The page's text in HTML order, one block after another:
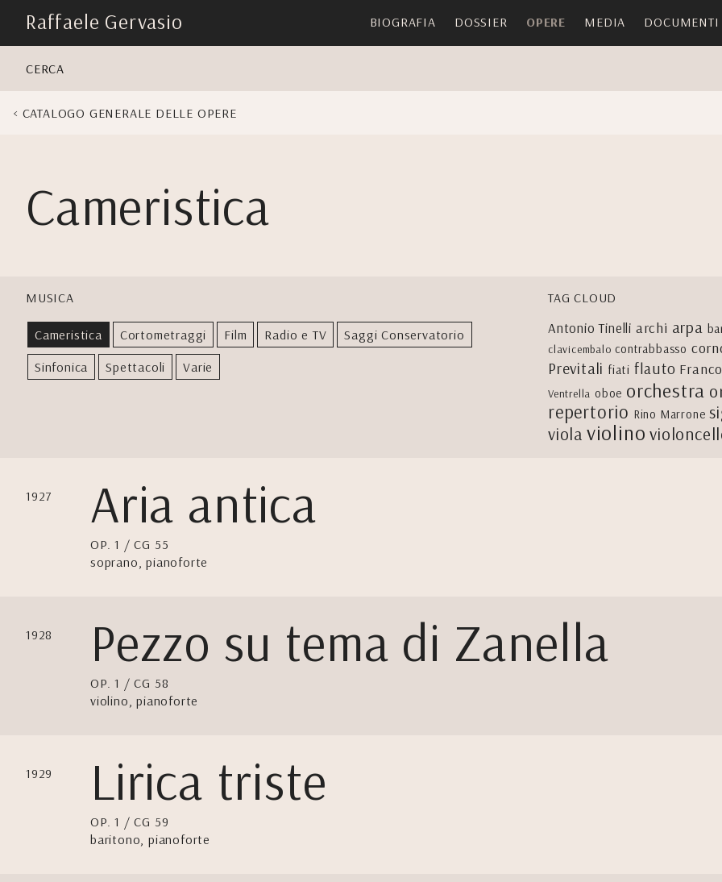
navigationRaffaele Gervasio BIOGRAFIA DOSSIER OPERE MEDIA DOCUMENTI
CERCA
CATALOGO GENERALE DELLE OPERE
Cameristica
MUSICA
Cameristica Cortometraggi Film Radio e TV
Saggi Conservatorio
Sinfonica
Spettacoli Varie
TAG CLOUD
Antonio Tinelli archi arpa
clavicembalo contrabbasso
Previtali fiati flauto
Ventrella oboe orchestra
repertorio Rino Marrone
viola violino
1927 Aria antica
OP. 1 / CG 55
soprano, pianoforte
1928 Pezzo su tema di Zanella
OP. 1 / CG 58
violino, pianoforte
1929 Lirica triste
OP. 1 / CG 59
baritono, pianoforte